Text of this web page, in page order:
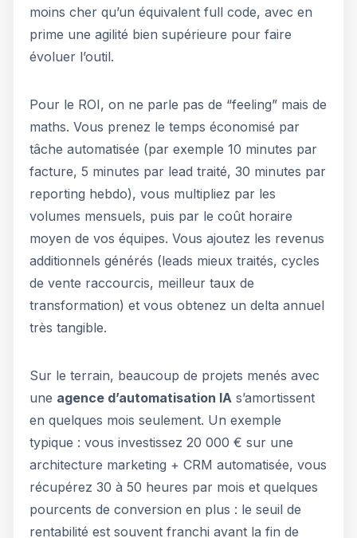
moins cher qu’un équivalent full code, avec en
prime une agilité bien supérieure pour faire
évoluer l’outil.
Pour le ROI, on ne parle pas de “feeling” mais de
maths. Vous prenez le temps économisé par
tâche automatisée (par exemple 10 minutes par
facture, 5 minutes par lead traité, 30 minutes par
reporting hebdo), vous multipliez par les
volumes mensuels, puis par le coût horaire
moyen de vos équipes. Vous ajoutez les revenus
additionnels générés (leads mieux traités, cycles
de vente raccourcis, meilleur taux de
transformation) et vous obtenez un delta annuel
très tangible.
Sur le terrain, beaucoup de projets menés avec
une agence d’automatisation IA s’amortissent
en quelques mois seulement. Un exemple
typique : vous investissez 20 000 € sur une
architecture marketing + CRM automatisée, vous
récupérez 30 à 50 heures par mois et quelques
pourcents de conversion en plus : le seuil de
rentabilité est souvent franchi avant la fin de